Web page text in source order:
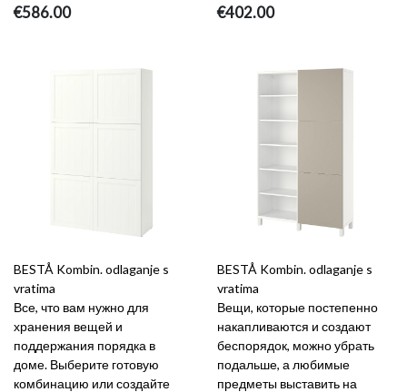
€586.00 €402.00
BESTÅ Kombin. odlaganje s
vratima
Все, что вам нужно для
хранения вещей и
поддержания порядка в
доме. Выберите готовую
комбинацию или создайте
BESTÅ Kombin. odlaganje s
vratima
Вещи, которые постепенно
накапливаются и создают
беспорядок, можно убрать
подальше, а любимые
предметы выставить на